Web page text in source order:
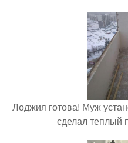
Лоджия готова! Муж
сделал теплый